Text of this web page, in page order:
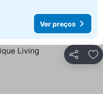
Ver preços
Partilhar